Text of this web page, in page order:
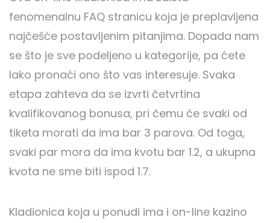
fenomenalnu FAQ stranicu koja je preplavljena
najčešće postavljenim pitanjima. Dopada nam
se što je sve podeljeno u kategorije, pa ćete
lako pronaći ono što vas interesuje. Svaka
etapa zahteva da se izvrti četvrtina
kvalifikovanog bonusa, pri čemu će svaki od
tiketa morati da ima bar 3 parova. Od toga,
svaki par mora da ima kvotu bar 1.2, a ukupna
kvota ne sme biti ispod 1.7.
Kladionica koja u ponudi ima i on-line kazino